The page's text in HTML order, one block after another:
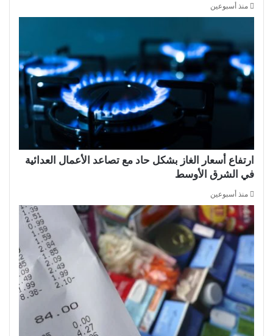
منذ أسبوعين
ارتفاع أسعار الغاز بشكل حاد مع تصاعد الأعمال العدائية
في الشرق الأوسط
منذ أسبوعين